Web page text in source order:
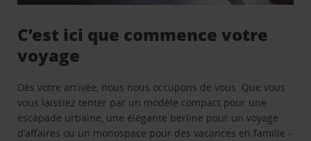
C’est ici que commence votre
voyage
Dès votre arrivée, nous nous occupons de vous. Que vous
vous laissiez tenter par un modèle compact pour une
escapade urbaine, une élégante berline pour un voyage
d’affaires ou un monospace pour des vacances en famille -